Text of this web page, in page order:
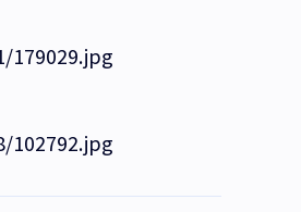
179029.jpg
102792.jpg